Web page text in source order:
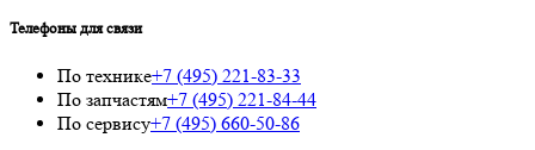
Телефоны для связи
По технике+7 (495) 221-83-33
По запчастям+7 (495) 221-84-44
По сервису+7 (495) 660-50-86